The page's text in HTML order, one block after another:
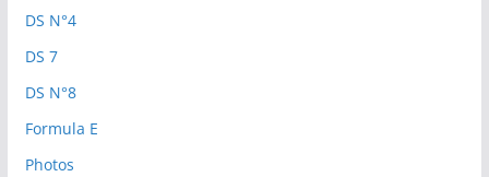
DS N°4
DS 7
DS N°8
Formula E
Photos